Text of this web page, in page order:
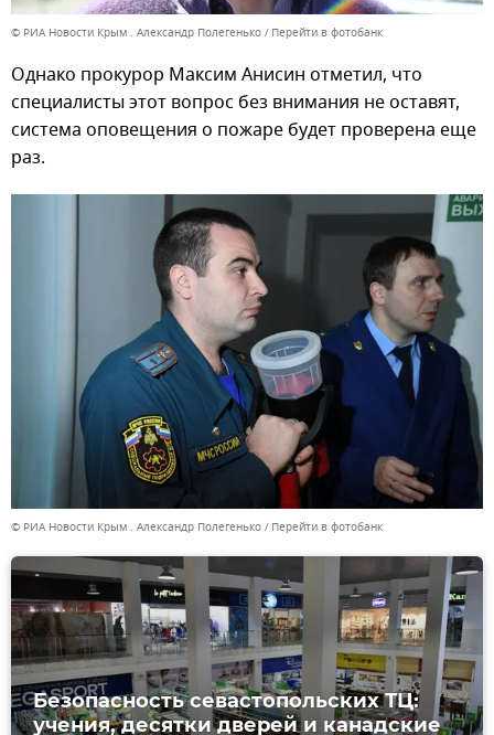
© РИА Новости Крым . Александр Полегенько Перейти в фотобанк
Однако прокурор Максим Анисин отметил, что
специалисты этот вопрос без внимания не оставят,
система оповещения о пожаре будет проверена еще
раз.
© РИА Новости Крым . Александр Полегенько Перейти в фотобанк
Безопасность севастопольских ТЦ:
учения, десятки дверей и канадские